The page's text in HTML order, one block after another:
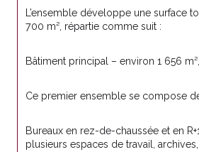
L’ensemble développe une surface
700 m², répartie comme suit :
Bâtiment principal – environ 1 656 m²,
Ce premier ensemble se compose
Bureaux en rez-de-chaussée et en
plusieurs espaces de travail,